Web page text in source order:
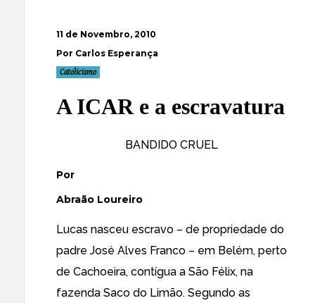
11 de Novembro, 2010
Por Carlos Esperança
Catolicismo
A ICAR e a escravatura
BANDIDO CRUEL
Por
Abraão Loureiro
Lucas nasceu escravo – de propriedade do
padre José Alves Franco – em Belém, perto
de Cachoeira, contígua a São Félix, na
fazenda Saco do Limão. Segundo as